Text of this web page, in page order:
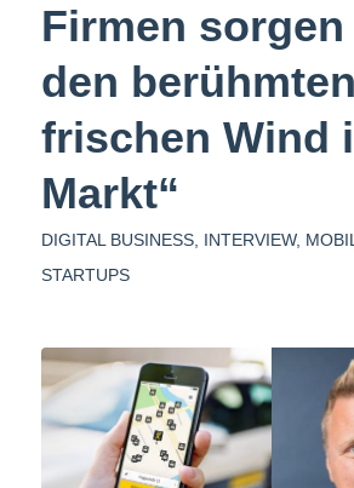
Firmen
den berühmten
frischen Wind
Markt“
DIGITAL BUSINESS, INTERVIEW,
STARTUPS